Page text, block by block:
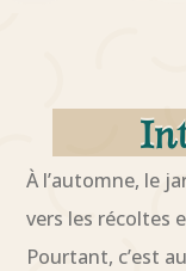
À l’automne, le
vers les récoltes
Pourtant, c’est